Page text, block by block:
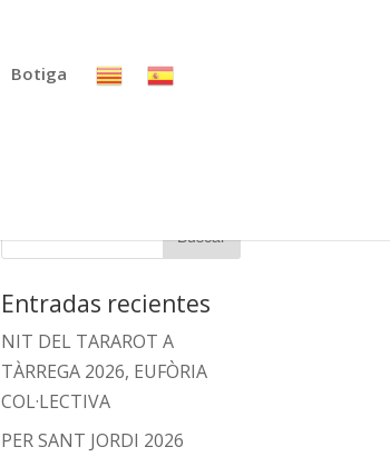
Botiga
Entradas recientes
NIT DEL TARAROT A
TÀRREGA 2026, EUFÒRIA
COL·LECTIVA
PER SANT JORDI 2026